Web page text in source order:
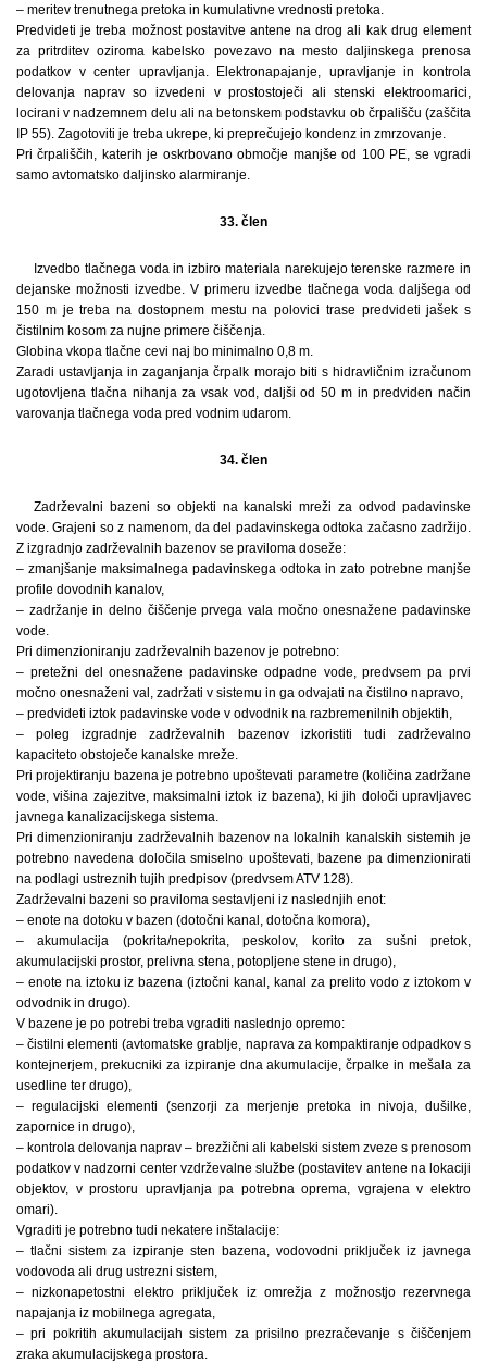
– meritev trenutnega pretoka in kumulativne vrednosti pretoka.
Predvideti je treba možnost postavitve antene na drog ali kak drug element
za pritrditev oziroma kabelsko povezavo na mesto daljinskega prenosa
podatkov v center upravljanja. Elektronapajanje, upravljanje in kontrola
delovanja naprav so izvedeni v prostostoječi ali stenski elektroomarici,
locirani v nadzemnem delu ali na betonskem podstavku ob črpališču (zaščita
IP 55). Zagotoviti je treba ukrepe, ki preprečujejo kondenz in zmrzovanje.
Pri črpališčih, katerih je oskrbovano območje manjše od 100 PE, se vgradi
samo avtomatsko daljinsko alarmiranje.
33. člen
Izvedbo tlačnega voda in izbiro materiala narekujejo terenske razmere in
dejanske možnosti izvedbe. V primeru izvedbe tlačnega voda daljšega od
150 m je treba na dostopnem mestu na polovici trase predvideti jašek s
čistilnim kosom za nujne primere čiščenja.
Globina vkopa tlačne cevi naj bo minimalno 0,8 m.
Zaradi ustavljanja in zaganjanja črpalk morajo biti s hidravličnim izračunom
ugotovljena tlačna nihanja za vsak vod, daljši od 50 m in predviden način
varovanja tlačnega voda pred vodnim udarom.
34. člen
Zadrževalni bazeni so objekti na kanalski mreži za odvod padavinske
vode. Grajeni so z namenom, da del padavinskega odtoka začasno zadržijo.
Z izgradnjo zadrževalnih bazenov se praviloma doseže:
– zmanjšanje maksimalnega padavinskega odtoka in zato potrebne manjše
profile dovodnih kanalov,
– zadržanje in delno čiščenje prvega vala močno onesnažene padavinske
vode.
Pri dimenzioniranju zadrževalnih bazenov je potrebno:
– pretežni del onesnažene padavinske odpadne vode, predvsem pa prvi
močno onesnaženi val, zadržati v sistemu in ga odvajati na čistilno napravo,
– predvideti iztok padavinske vode v odvodnik na razbremenilnih objektih,
– poleg izgradnje zadrževalnih bazenov izkoristiti tudi zadrževalno
kapaciteto obstoječe kanalske mreže.
Pri projektiranju bazena je potrebno upoštevati parametre (količina zadržane
vode, višina zajezitve, maksimalni iztok iz bazena), ki jih določi upravljavec
javnega kanalizacijskega sistema.
Pri dimenzioniranju zadrževalnih bazenov na lokalnih kanalskih sistemih je
potrebno navedena določila smiselno upoštevati, bazene pa dimenzionirati
na podlagi ustreznih tujih predpisov (predvsem ATV 128).
Zadrževalni bazeni so praviloma sestavljeni iz naslednjih enot:
– enote na dotoku v bazen (dotočni kanal, dotočna komora),
– akumulacija (pokrita/nepokrita, peskolov, korito za sušni pretok,
akumulacijski prostor, prelivna stena, potopljene stene in drugo),
– enote na iztoku iz bazena (iztočni kanal, kanal za prelito vodo z iztokom v
odvodnik in drugo).
V bazene je po potrebi treba vgraditi naslednjo opremo:
– čistilni elementi (avtomatske grablje, naprava za kompaktiranje odpadkov s
kontejnerjem, prekucniki za izpiranje dna akumulacije, črpalke in mešala za
usedline ter drugo),
– regulacijski elementi (senzorji za merjenje pretoka in nivoja, dušilke,
zapornice in drugo),
– kontrola delovanja naprav – brezžični ali kabelski sistem zveze s prenosom
podatkov v nadzorni center vzdrževalne službe (postavitev antene na lokaciji
objektov, v prostoru upravljanja pa potrebna oprema, vgrajena v elektro
omari).
Vgraditi je potrebno tudi nekatere inštalacije:
– tlačni sistem za izpiranje sten bazena, vodovodni priključek iz javnega
vodovoda ali drug ustrezni sistem,
– nizkonapetostni elektro priključek iz omrežja z možnostjo rezervnega
napajanja iz mobilnega agregata,
– pri pokritih akumulacijah sistem za prisilno prezračevanje s čiščenjem
zraka akumulacijskega prostora.